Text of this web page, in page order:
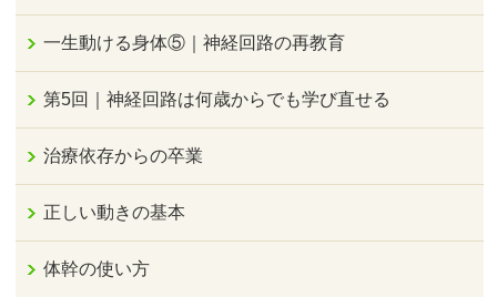
一生動ける身体⑤｜神経回路の再教育
第5回｜神経回路は何歳からでも学び直せる
治療依存からの卒業
正しい動きの基本
体幹の使い方